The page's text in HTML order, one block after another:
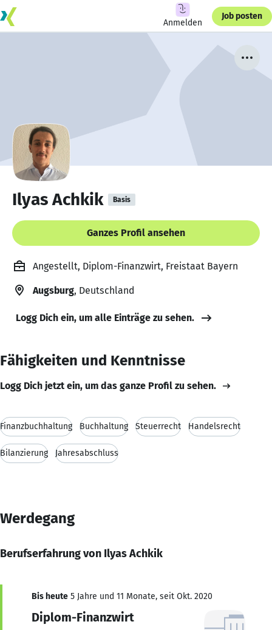
Anmelden
Job posten
Ilyas Achkik Basis
Ganzes Profil ansehen
Angestellt, Diplom-Finanzwirt, Freistaat Bayern
Augsburg, Deutschland
Logg Dich ein, um alle Einträge zu sehen.
Fähigkeiten und Kenntnisse
Logg Dich jetzt ein, um das ganze Profil zu sehen.
Finanzbuchhaltung Buchhaltung Steuerrecht Handelsrecht
Bilanzierung Jahresabschluss
Werdegang
Berufserfahrung von Ilyas Achkik
Bis heute 5 Jahre und 11 Monate, seit Okt. 2020
Diplom-Finanzwirt